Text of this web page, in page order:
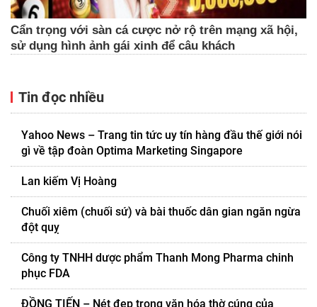
Cẩn trọng với sàn cá cược nở rộ trên mạng xã hội,
sử dụng hình ảnh gái xinh để câu khách
Tin đọc nhiều
Yahoo News – Trang tin tức uy tín hàng đầu thế giới nói
gì về tập đoàn Optima Marketing Singapore
Lan kiếm Vị Hoàng
Chuối xiêm (chuối sứ) và bài thuốc dân gian ngăn ngừa
đột quỵ
Công ty TNHH dược phẩm Thanh Mong Pharma chinh
phục FDA
ĐỒNG TIẾN – Nét đẹp trong văn hóa thờ cúng của